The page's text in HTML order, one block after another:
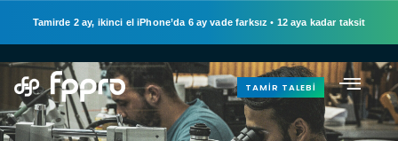
Tamirde 2 ay, ikinci el iPhone’da 6 ay vade farksız • 12 aya kadar taksit
TAMIR TALEBI